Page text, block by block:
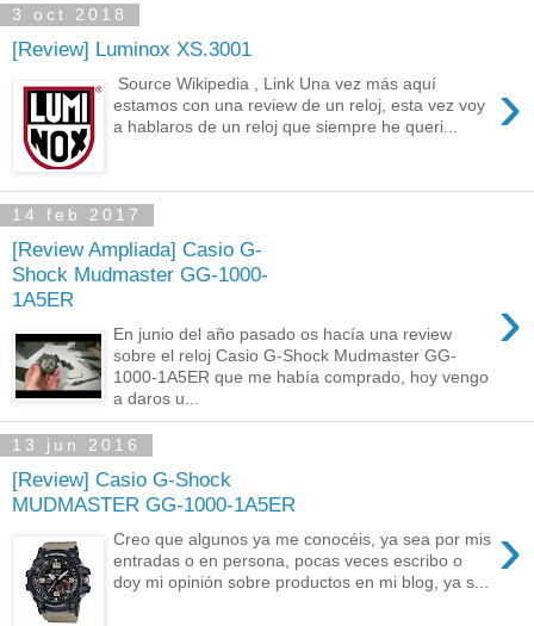
3 oct 2018
[Review] Luminox XS.3001
›
Source Wikipedia , Link Una vez más aquí
estamos con una review de un reloj, esta vez voy
a hablaros de un reloj que siempre he queri...
14 feb 2017
[Review Ampliada] Casio G-
Shock Mudmaster GG-1000-
1A5ER
›
En junio del año pasado os hacía una review
sobre el reloj Casio G-Shock Mudmaster GG-
1000-1A5ER que me había comprado, hoy vengo
a daros u...
13 jun 2016
[Review] Casio G-Shock
MUDMASTER GG-1000-1A5ER
›
Creo que algunos ya me conocéis, ya sea por mis
entradas o en persona, pocas veces escribo o
doy mi opinión sobre productos en mi blog, ya s...